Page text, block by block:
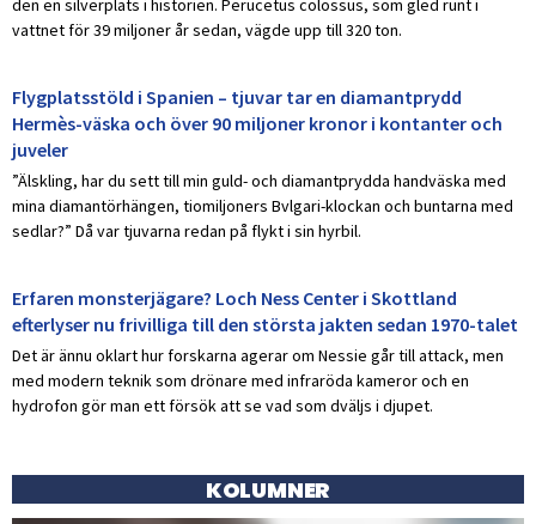
den en silverplats i historien. Perucetus colossus, som gled runt i
vattnet för 39 miljoner år sedan, vägde upp till 320 ton.
Flygplatsstöld i Spanien – tjuvar tar en diamantprydd
Hermès-väska och över 90 miljoner kronor i kontanter och
juveler
”Älskling, har du sett till min guld- och diamantprydda handväska med
mina diamantörhängen, tiomiljoners Bvlgari-klockan och buntarna med
sedlar?” Då var tjuvarna redan på flykt i sin hyrbil.
Erfaren monsterjägare? Loch Ness Center i Skottland
efterlyser nu frivilliga till den största jakten sedan 1970-talet
Det är ännu oklart hur forskarna agerar om Nessie går till attack, men
med modern teknik som drönare med infraröda kameror och en
hydrofon gör man ett försök att se vad som dväljs i djupet.
KOLUMNER